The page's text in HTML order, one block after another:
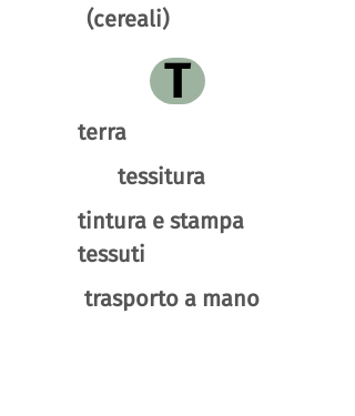
(cereali)
T
terra
tessitura
tintura e stampa
tessuti
trasporto a mano